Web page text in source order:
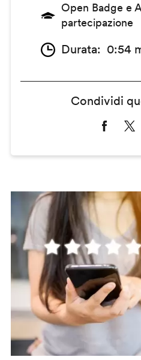
Open Badge e
partecipazione
Durata 0:54
Condividi